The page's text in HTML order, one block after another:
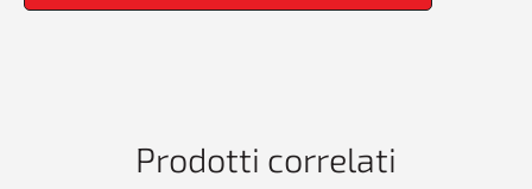
Prodotti correlati